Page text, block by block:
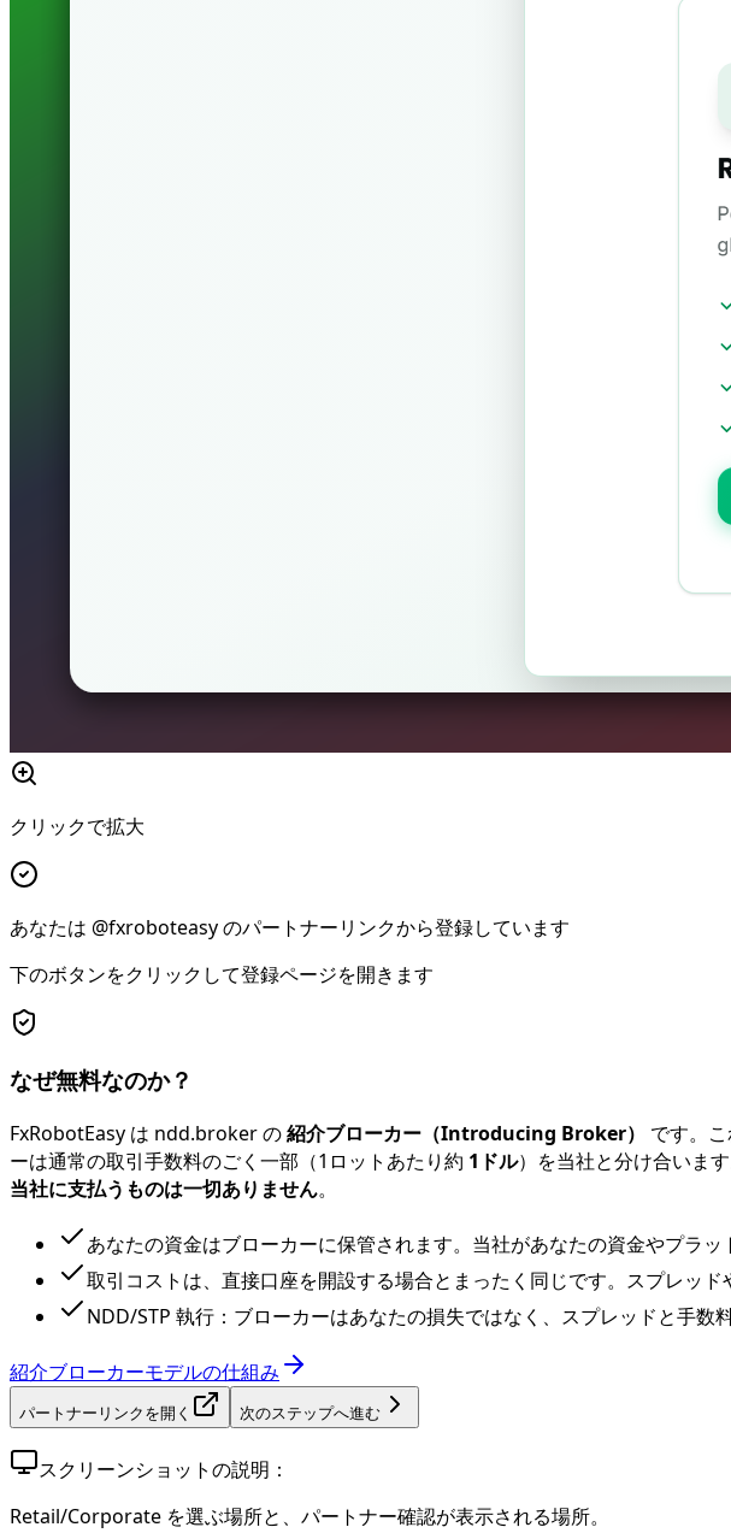
クリックで拡大
あなたは @fxroboteasy のパートナーリンクから登録しています
下のボタンをクリックして登録ページを開きます
なぜ無料なのか？
FxRobotEasy は ndd.broker の紹介ブローカー（Introducing Broker）
です。
ーは通常の取引手数料のごく一部（1ロットあたり約 1ドル）を当社と分け合いま
当社に支払うものは一切ありません。
あなたの資金はブローカーに保管されます。当社があなたの資金やプラ
取引コストは、直接口座を開設する場合とまったく同じです。スプレッド
NDD/STP 執行：ブローカーはあなたの損失ではなく、スプレッドと手数
紹介ブローカーモデルの仕組み
パートナーリンクを開く 次のステップへ進む
スクリーンショットの説明：
Retail/Corporate を選ぶ場所と、パートナー確認が表示される場所。